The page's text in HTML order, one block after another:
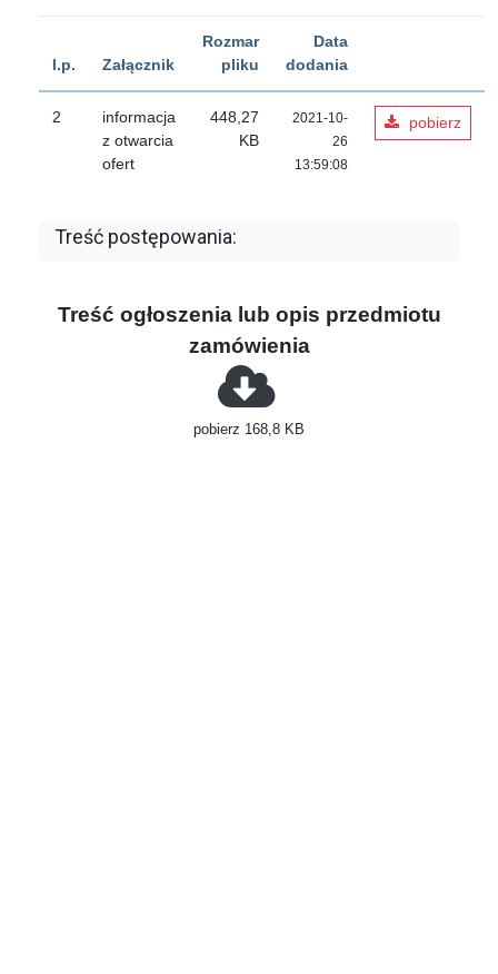
l.p. Załącznik
Rozmar
pliku
Data
dodania
2
informacja
z otwarcia
ofert
448,27
KB
2021-10-
26
13:59:08
pobierz
Treść postępowania:
Treść ogłoszenia lub opis przedmiotu
zamówienia
pobierz 168,8 KB